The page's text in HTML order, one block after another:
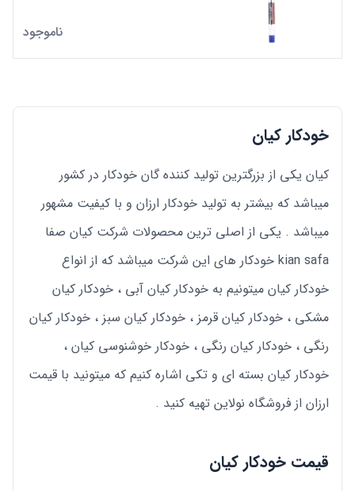
ناموجود
خودکار کیان
کیان یکی از بزرگترین تولید کننده گان خودکار در کشور
میباشد که بیشتر به تولید خودکار ارزان و با کیفیت مشهور
میباشد . یکی از اصلی ترین محصولات شرکت کیان صفا
kian safa خودکار های این شرکت میباشد که از انواع
خودکار کیان میتونیم به خودکار کیان آبی ، خودکار کیان
مشکی ، خودکار کیان قرمز ، خودکار کیان سبز ، خودکار کیان
رنگی ، خودکار کیان رنگی ، خودکار خوشنوسی کیان ،
خودکار کیان بسته ای و تکی اشاره کنیم که میتونید با قیمت
ارزان از فروشگاه نولاین تهیه کنید .
قیمت خودکار کیان